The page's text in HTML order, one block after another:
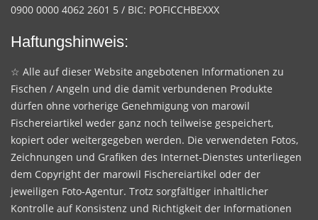
0900 0000 4062 2601 5 / BIC: POFICCHBEXXX
Haftungshinweis:
☆ Alle auf dieser Website angebotenen Informationen zu
Fischen / Angeln und die damit verbundenen Produkte
dürfen ohne vorherige Genehmigung von marowil
Fischereiartikel weder ganz noch teilweise gespeichert,
kopiert oder weitergegeben werden. Die verwendeten Fotos,
Zeichnungen und Grafiken des Internet-Dienstes unterliegen
dem Copyright der marowil Fischereiartikel oder der
jeweiligen Foto-Agentur. Trotz sorgfältiger inhaltlicher
Kontrolle auf Konsistenz und Richtigkeit der Informationen